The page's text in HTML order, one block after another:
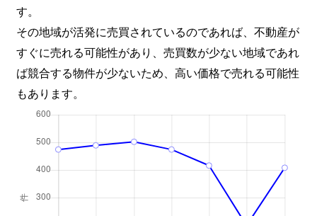
す。
その地域が活発に売買されているのであれば、不動産が
すぐに売れる可能性があり、売買数が少ない地域であれ
ば競合する物件が少ないため、高い価格で売れる可能性
もあります。